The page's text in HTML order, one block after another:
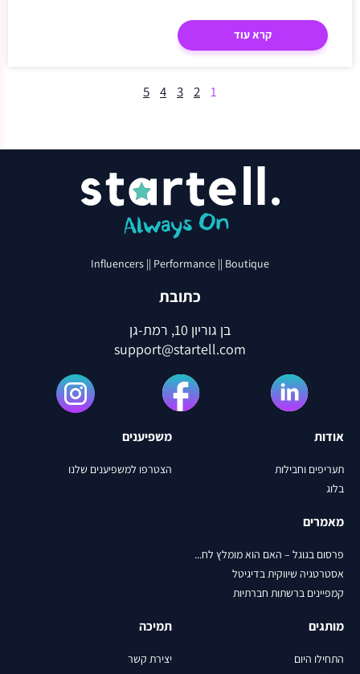
קרא עוד
1
2
3
4
5
Influencers || Performance || Boutique
כתובת
בן גוריון 10, רמת-גן
support@startell.com
אודות
תעריפים וחבילות
בלוג
משפיענים
הצטרפו למשפיענים שלנו
מאמרים
פרסום בגוגל – האם הוא מומלץ לח...
אסטרטגיה שיווקית בדיגיטל
קמפיינים ברשתות חברתיות
מותגים
התחילו היום
תמיכה
יצירת קשר